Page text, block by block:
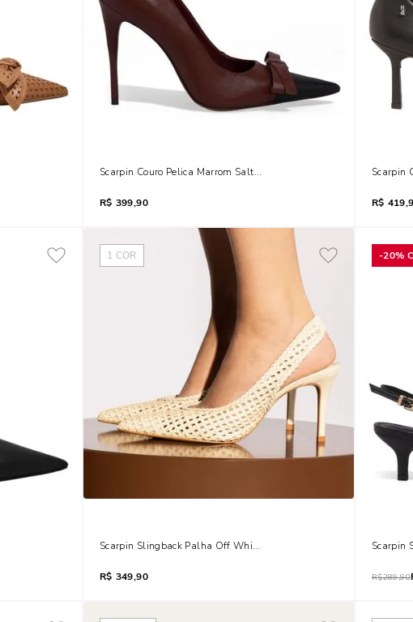
Doce De Leite Salto Baixo Bico FinoScarpin Couro Pelica Marrom Salto Alto Laço
R$ 399,90
Scarpin
R$
1 COR
Scarpin Slingback Palha Off White Vazado
R$ 349,90
-20%
Scarpin
R$289,90